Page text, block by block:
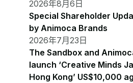
2026年8月6日
Special Shareholder
by Animoca Brands
2026年7月23日
The Sandbox and
launch ‘Creative Minds
Hong Kong’ US$10,000